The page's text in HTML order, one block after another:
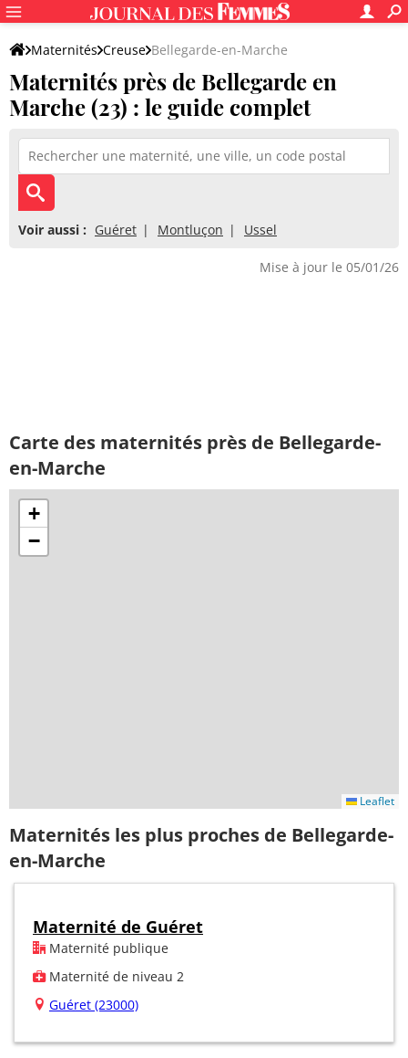
Maternités Creuse Bellegarde-en-Marche
Maternités près de Bellegarde en
Marche (23) : le guide complet
Voir aussi : Guéret Montluçon Ussel
Mise à jour le 05/01/26
Carte des maternités près de Bellegarde-
en-Marche
+
−
Leaflet
Maternités les plus proches de Bellegarde-
en-Marche
Maternité de Guéret
Maternité publique
Maternité de niveau 2
Guéret (23000)